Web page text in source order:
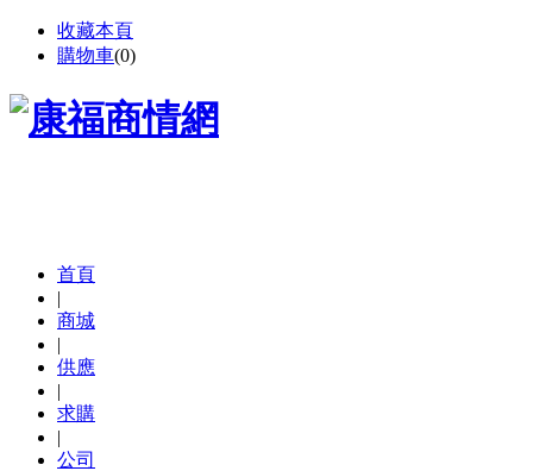
收藏本頁
購物車(0)
首頁
|
商城
|
供應
|
求購
|
公司